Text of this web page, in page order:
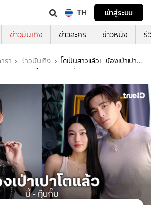
TH
เข้าสู่ระบบ
ข่าวบันเทิง ข่าวละคร ข่าวหนัง รี
รา ข่าวบันเทิง
โตเป็นสาวแล้ว! “น้องเป่าเปา”
มวยอินเตอร์ ฉายแววศิลปิน